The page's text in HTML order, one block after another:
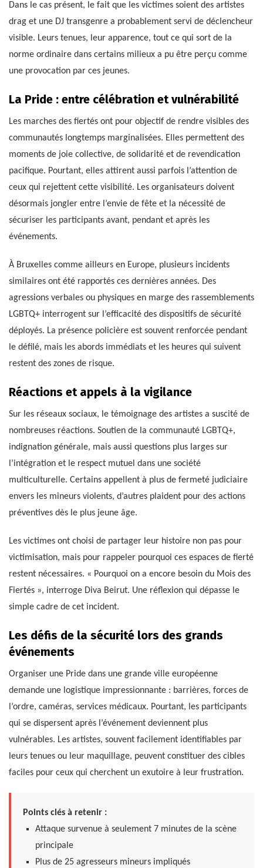
Dans le cas présent, le fait que les victimes soient des artistes
drag et une DJ transgenre a probablement servi de déclencheur
visible. Leurs tenues, leur apparence, tout ce qui sort de la
norme ordinaire dans certains milieux a pu être perçu comme
une provocation par ces jeunes.
La Pride : entre célébration et vulnérabilité
Les marches des fiertés ont pour objectif de rendre visibles des
communautés longtemps marginalisées. Elles permettent des
moments de joie collective, de solidarité et de revendication
pacifique. Pourtant, elles attirent aussi parfois l’attention de
ceux qui rejettent cette visibilité. Les organisateurs doivent
désormais jongler entre l’envie de fête et la nécessité de
sécuriser les participants avant, pendant et après les
événements.
À Bruxelles comme ailleurs en Europe, plusieurs incidents
similaires ont été rapportés ces dernières années. Des
agressions verbales ou physiques en marge des rassemblements
LGBTQ+ interrogent sur l’efficacité des dispositifs de sécurité
déployés. La présence policière est souvent renforcée pendant
le défilé, mais les abords immédiats et les heures qui suivent
restent des zones de risque.
Réactions et appels à la vigilance
Sur les réseaux sociaux, le témoignage des artistes a suscité de
nombreuses réactions. Soutien de la communauté LGBTQ+,
indignation générale, mais aussi questions plus larges sur
l’intégration et le respect mutuel dans une société
multiculturelle. Certains appellent à plus de fermeté judiciaire
envers les mineurs violents, d’autres plaident pour des actions
préventives dès le plus jeune âge.
Les victimes ont choisi de partager leur histoire non pas pour
victimisation, mais pour rappeler pourquoi ces espaces de fierté
restent nécessaires. « Pourquoi on a encore besoin du Mois des
Fiertés », interroge Diva Beirut. Une réflexion qui dépasse le
simple cadre de cet incident.
Les défis de la sécurité lors des grands
événements
Organiser une Pride dans une grande ville européenne
demande une logistique impressionnante : barrières, forces de
l’ordre, caméras, services médicaux. Pourtant, les participants
qui se dispersent après l’événement deviennent plus
vulnérables. Les artistes, souvent facilement identifiables par
leurs tenues ou leur maquillage, peuvent constituer des cibles
faciles pour ceux qui cherchent un exutoire à leur frustration.
Points clés à retenir :
Attaque survenue à seulement 7 minutes de la scène
principale
Plus de 25 agresseurs mineurs impliqués